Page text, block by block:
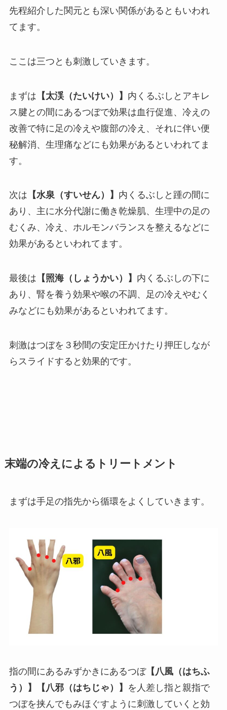
先程紹介した関元とも深い関係があるともいわれ
てます。
ここは三つとも刺激していきます。
まずは 【太渓（たいけい）】 内くるぶしとアキレ
ス腱との間にあるつぼで効果は血行促進、冷えの
改善で特に足の冷えや腹部の冷え、それに伴い便
秘解消、生理痛などにも効果があるといわれてま
す。
次は 【水泉（すいせん）】 内くるぶしと踵の間に
あり、主に水分代謝に働き乾燥肌、生理中の足の
むくみ、冷え、ホルモンバランスを整えるなどに
効果があるといわれてます。
最後は 【照海（しょうかい）】 内くるぶしの下に
あり、腎を養う効果や喉の不調、足の冷えやむく
みなどにも効果があるといわれてます。
刺激はつぼを３秒間の安定圧かけたり押圧しなが
らスライドすると効果的です。
末端の冷えによるトリートメント
まずは手足の指先から循環をよくしていきます。
指の間にあるみずかきにあるつぼ【八風（はちふ
う）】【八邪（はちじゃ）】
を人差し指と親指で
つぼを挟んでもみほぐすように刺激していくと効